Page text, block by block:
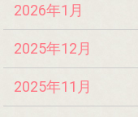
2026年1月
2025年12月
2025年11月